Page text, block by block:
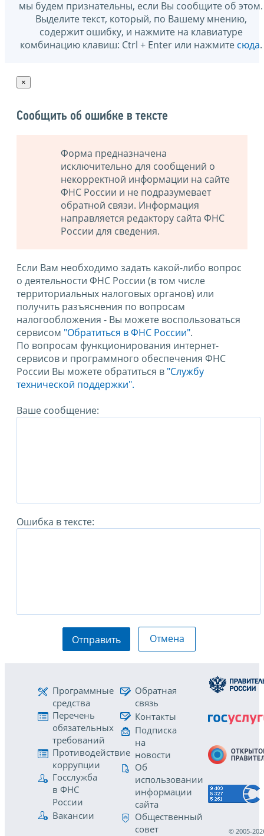
мы будем признательны, если Вы сообщите об этом.
Выделите текст, который, по Вашему мнению,
содержит ошибку, и нажмите на клавиатуре
комбинацию клавиш: Ctrl + Enter или нажмите сюда.
×
Сообщить об ошибке в тексте
Форма предназначена
исключительно для сообщений о
некорректной информации на сайте
ФНС России и не подразумевает
обратной связи. Информация
направляется редактору сайта ФНС
России для сведения.
Если Вам необходимо задать какой-либо вопрос
о деятельности ФНС России (в том числе
территориальных налоговых органов) или
получить разъяснения по вопросам
налогообложения - Вы можете воспользоваться
сервисом "Обратиться в ФНС России".
По вопросам функционирования интернет-
сервисов и программного обеспечения ФНС
России Вы можете обратиться в "Службу
технической поддержки".
Ваше сообщение:
Ошибка в тексте:
Отправить Отмена
Программные
средства
Перечень
обязательных
требований
Противодействие
коррупции
Госслужба
в ФНС
России
Вакансии
Обратная
связь
Контакты
Подписка
на
новости
Об
использовании
информации
сайта
Общественный
совет
© 2005-